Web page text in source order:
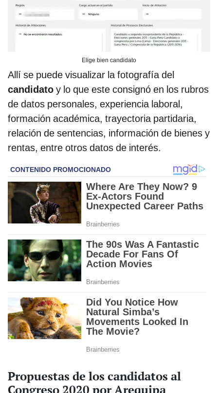
Elige bien candidato
Allí se puede visualizar la fotografía del
candidato y lo que este consignó en los rubros
de datos personales, experiencia laboral,
formación académica, trayectoria partidaria,
relación de sentencias, información de bienes y
rentas, entre otros datos de interés.
Propuestas de los candidatos al
Congreso 2020 por Arequipa